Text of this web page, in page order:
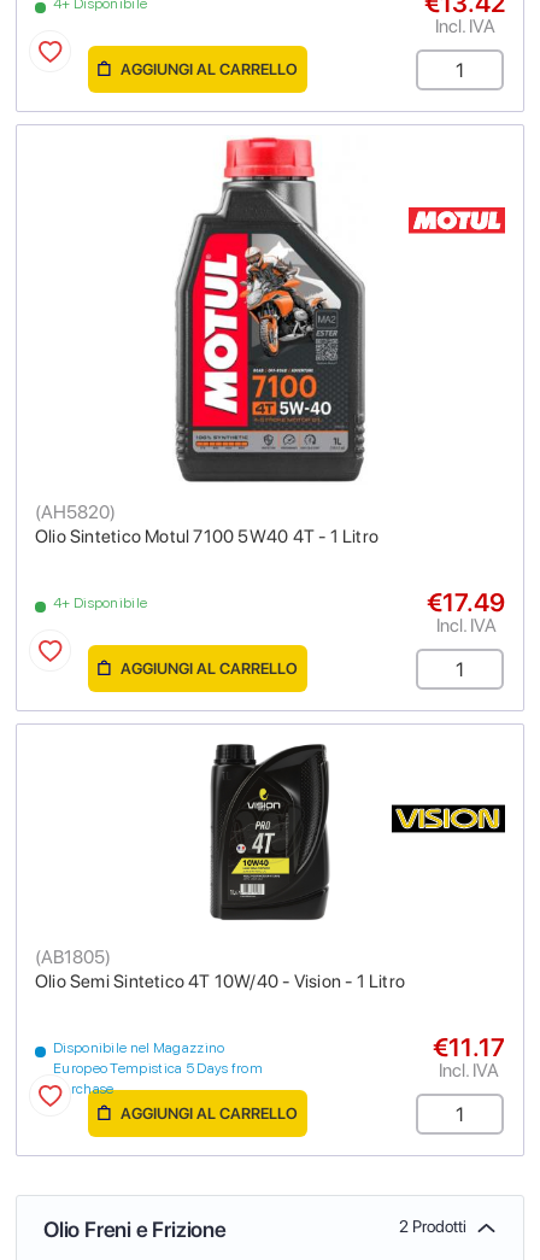
4+ Disponibile
Incl. IVA
AGGIUNGI AL CARRELLO
Olio Sintetico Motul 7100 5W40 4T - 1 Litro
(AH5820)
4+ Disponibile €17.49
Incl. IVA
AGGIUNGI AL CARRELLO
Olio Semi Sintetico 4T 10W/40 - Vision - 1 Litro
(AB1805)
Disponibile nel Magazzino
Europeo Tempistica 5 Days from
purchase
€11.17
Incl. IVA
AGGIUNGI AL CARRELLO
Olio Freni e Frizione 2 Prodotti